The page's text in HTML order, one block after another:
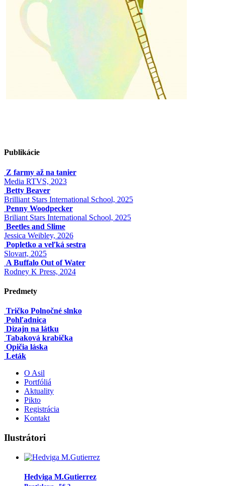
Publikácie
Z farmy až na tanier
Media RTVS, 2023
Betty Beaver
Brilliant Stars International School, 2025
Penny Woodpecker
Briliant Stars International School, 2025
Beetles and Slime
Jessica Weibley, 2026
Popletko a veľká sestra
Slovart, 2025
A Buffalo Out of Water
Rodney K Press, 2024
Predmety
Tričko Polnočné slnko
Pohľadnica
Dizajn na látku
Tabaková krabička
Opičia láska
Leták
O Asil
Portfóliá
Aktuality
Pikto
Registrácia
Kontakt
Ilustrátori
Hedviga M.Gutierrez